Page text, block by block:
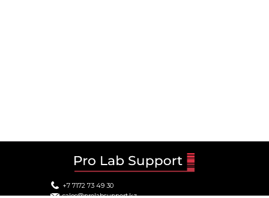
+7 7172 73 49 30
sales@prolabsupport.kz